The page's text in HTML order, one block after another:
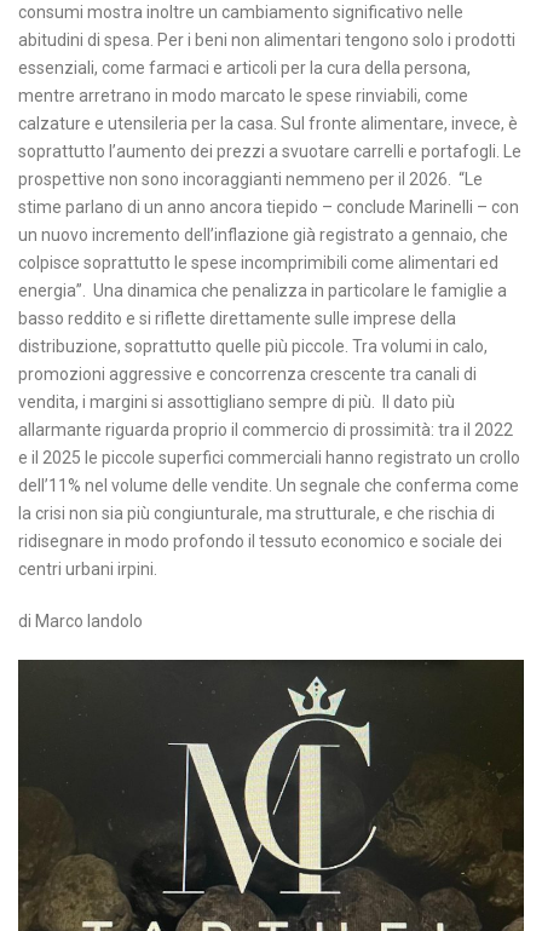
consumi mostra inoltre un cambiamento significativo nelle
abitudini di spesa. Per i beni non alimentari tengono solo i prodotti
essenziali, come farmaci e articoli per la cura della persona,
mentre arretrano in modo marcato le spese rinviabili, come
calzature e utensileria per la casa. Sul fronte alimentare, invece, è
soprattutto l’aumento dei prezzi a svuotare carrelli e portafogli. Le
prospettive non sono incoraggianti nemmeno per il 2026. “Le
stime parlano di un anno ancora tiepido – conclude Marinelli – con
un nuovo incremento dell’inflazione già registrato a gennaio, che
colpisce soprattutto le spese incomprimibili come alimentari ed
energia”. Una dinamica che penalizza in particolare le famiglie a
basso reddito e si riflette direttamente sulle imprese della
distribuzione, soprattutto quelle più piccole. Tra volumi in calo,
promozioni aggressive e concorrenza crescente tra canali di
vendita, i margini si assottigliano sempre di più. Il dato più
allarmante riguarda proprio il commercio di prossimità: tra il 2022
e il 2025 le piccole superfici commerciali hanno registrato un crollo
dell’11% nel volume delle vendite. Un segnale che conferma come
la crisi non sia più congiunturale, ma strutturale, e che rischia di
ridisegnare in modo profondo il tessuto economico e sociale dei
centri urbani irpini.
di Marco Iandolo